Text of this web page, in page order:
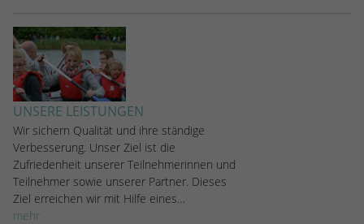
UNSERE LEISTUNGEN
Wir sichern Qualität und ihre ständige
Verbesserung. Unser Ziel ist die
Zufriedenheit unserer Teilnehmerinnen und
Teilnehmer sowie unserer Partner. Dieses
Ziel erreichen wir mit Hilfe eines…
mehr